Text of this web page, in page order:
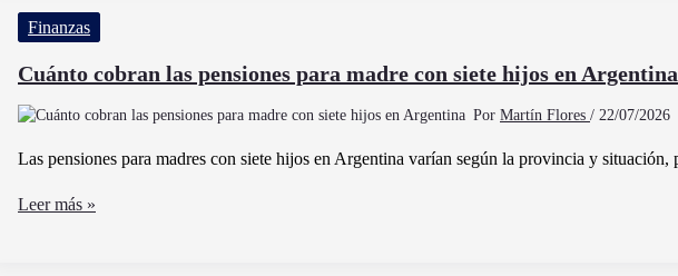
La
Mejor
Tasa
Interés
En
Fijo
Finanzas
Cuánto cobran las pensiones para madre con siete hijos en Argentina
Por Martín Flores / 22/07/2026
Las pensiones para madres con siete hijos en Argentina varían según la provincia y situación,
Cuánto
Leer más »